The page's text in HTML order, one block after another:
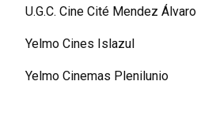
U.G.C. Cine Cité Mendez Álvaro
Yelmo Cines Islazul
Yelmo Cinemas Plenilunio